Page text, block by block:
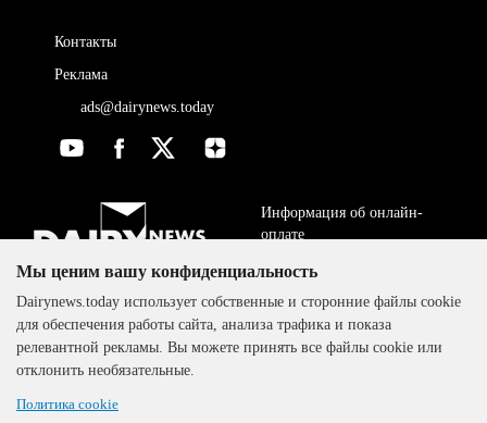
Контакты
Реклама
ads@dairynews.today
The DairyNews, все права
защищены, 2000-2024
Информация об онлайн-
оплате
ДОГОВОР-ОФЕРТА
Политика
конфиденциальности
Мы ценим вашу конфиденциальность
Dairynews.today использует собственные и сторонние файлы cookie
для обеспечения работы сайта, анализа трафика и показа
релевантной рекламы. Вы можете принять все файлы cookie или
отклонить необязательные.
Политика cookie